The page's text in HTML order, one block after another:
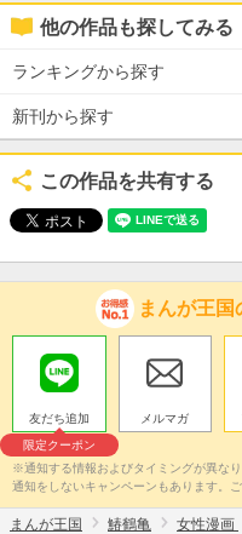
他の作品も探してみる
ランキングから探す
新刊から探す
この作品を共有する
まんが王国
友だち追加
限定クーポン
メルマガ
※通知する情報およびタイミングが異な
通知をしないキャンペーンもあります。ご
まんが王国 鰆鶴亀 女性漫画